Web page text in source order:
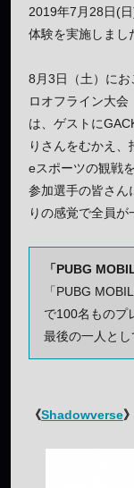
2019年7月28日(
体験を実施しまし
8月3日（土）に
ロオフライン大会
は、ゲストに
りさんをむかえ、
eスポーツの観戦
参加選手の皆さん
りの感覚で全員が
「PUBG
「PUBG
で100名ものプ
最後の一人とし
《Shadowverse》